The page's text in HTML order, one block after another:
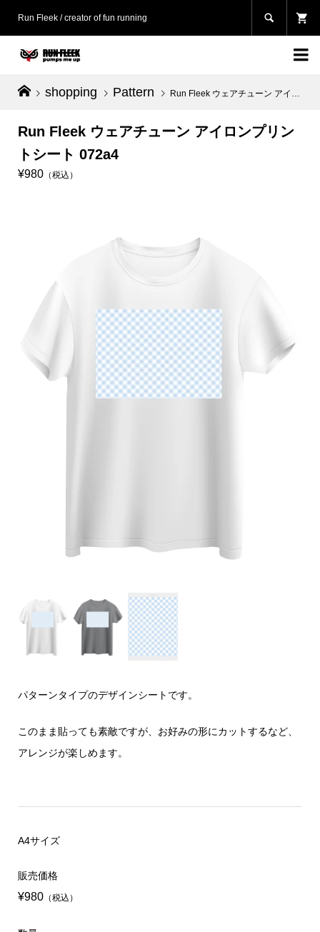
Run Fleek / creator of fun running 

shopping Pattern Run Fleek ウェアチューン アイロンプリントシート 072a4
Run Fleek ウェアチューン アイロンプリン
トシート 072a4
¥980（税込）
パターンタイプのデザインシートです。
このまま貼っても素敵ですが、お好みの形にカットするなど、
アレンジが楽しめます。
A4サイズ
販売価格
¥980（税込）